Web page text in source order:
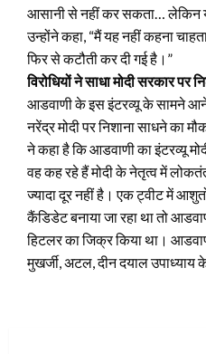
आसानी से नहीं कर सकता… लेकिन
उन्होंने कहा, “मैं यह नहीं कहना
फिर से कटौती कर दी गई है।”
विरोधियों ने साधा मोदी सरकार पर
आडवाणी के इस इंटरव्यू के सामने आने
नरेंद्र मोदी पर निशाना साधने का
ने कहा है कि आडवाणी का इंटरव्यू
वह कह रहे हैं मोदी के नेतृत्व में
ज्यादा दूर नहीं है। एक ट्वीट में
कैंडिडेट बनाया जा रहा था तो
हिटलर का जिक्र किया था।
मुखर्जी, अटल, दीन दयाल उपाध्याय